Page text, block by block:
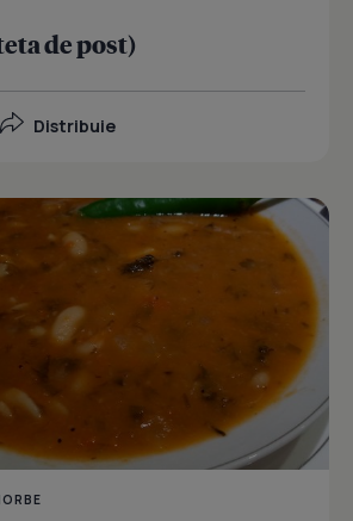
de post)
Distribuie